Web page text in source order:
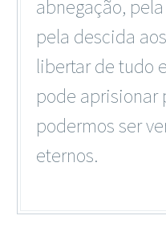
abnegação,
pela descida
libertar de tudo
pode aprisionar
podermos ser
eternos.